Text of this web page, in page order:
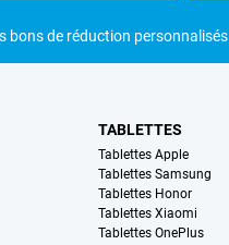
bons de réduction personnalisés
TABLETTES
Tablettes Apple
Tablettes Samsung
Tablettes Honor
Tablettes Xiaomi
Tablettes OnePlus